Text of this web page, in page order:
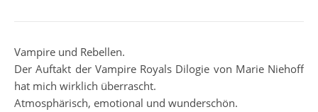
Vampire und Rebellen.
Der Auftakt der Vampire Royals Dilogie von Marie Niehoff
hat mich wirklich überrascht.
Atmosphärisch, emotional und wunderschön.